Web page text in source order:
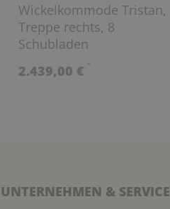
Wickelkommode Tristan,
Treppe rechts, 8
Schubladen
2.439,00 € *
UNTERNEHMEN & SERVICE